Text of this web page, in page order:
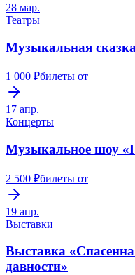
28 мар.
Театры
Музыкальная
1 000 ₽билеты от
17 апр.
Концерты
Музыкальное шоу
2 500 ₽билеты от
19 апр.
Выставки
Выставка
давности»